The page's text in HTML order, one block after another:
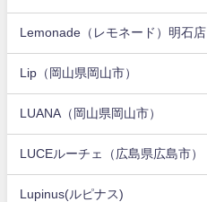
Lemonade（レモネード）明石店
Lip（岡山県岡山市）
LUANA（岡山県岡山市）
LUCEルーチェ（広島県広島市）
Lupinus(ルピナス)